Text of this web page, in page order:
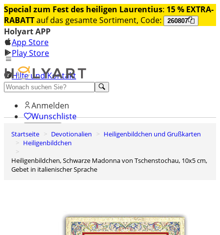
Special zum Fest des heiligen Laurentius: 15 % EXTRA-
RABATTauf das gesamte Sortiment, Code: 260807
Holyart APP
App Store
Play Store
Hilfe und Kontakt
Entdecken Sie Premium
Anmelden
Wunschliste
0
Warenkorb
Startseite Devotionalien
Heiligenbildchen und Grußkarten
Heiligenbildchen
Heiligenbildchen, Schwarze Madonna von Tschenstochau, 10x5 cm,
Gebet in italienischer Sprache